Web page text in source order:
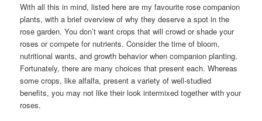
With all this in mind, listed here are my favourite rose companion
plants, with a brief overview of why they deserve a spot in the
rose garden. You don’t want crops that will crowd or shade your
roses or compete for nutrients. Consider the time of bloom,
nutritional wants, and growth behavior when companion planting.
Fortunately, there are many choices that present each. Whereas
some crops, like alfalfa, present a variety of well-studied
benefits, you may not like their look intermixed together with your
roses.